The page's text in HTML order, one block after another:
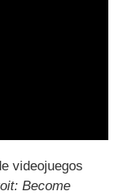
videojuegos
Become